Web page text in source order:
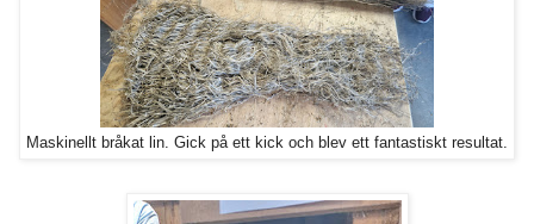
Maskinellt bråkat lin. Gick på ett kick och blev ett fantastiskt resultat.